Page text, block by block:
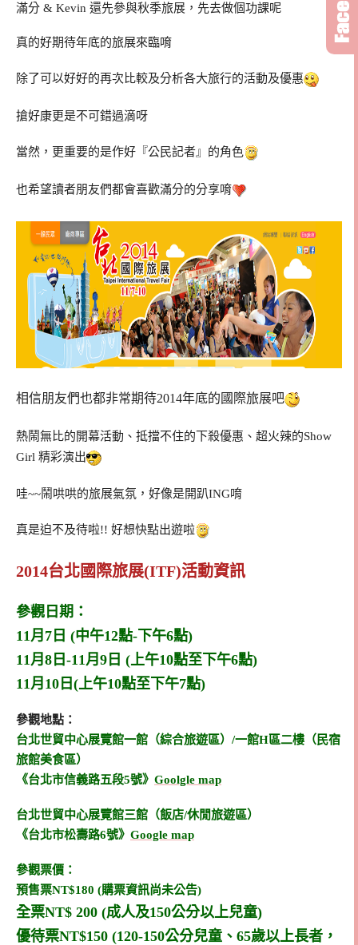
滿分 & Kevin 還先參與秋季旅展，先去做個功課呢
真的好期待年底的旅展來臨唷
除了可以好好的再次比較及分析各大旅行的活動及優惠
搶好康更是不可錯過滴呀
當然，更重要的是作好『公民記者』的角色
也希望讀者朋友們都會喜歡滿分的分享唷
相信朋友們也都非常期待2014年底的國際旅展吧
熱鬧無比的開幕活動、抵擋不住的下殺優惠、超火辣的Show
Girl 精彩演出
哇~~鬧哄哄的旅展氣氛，好像是開趴ING唷
真是迫不及待啦!! 好想快點出遊啦
2014台北國際旅展(ITF)活動資訊
參觀日期：
11月7日 (中午12點-下午6點)
11月8日-11月9日 (上午10點至下午6點)
11月10日(上午10點至下午7點)
參觀地點：
台北世貿中心展覽館一館（綜合旅遊區）/一館H區二樓（民宿
旅館美食區）
《台北市信義路五段5號》 Goolgle map
台北世貿中心展覽館三館（飯店/休閒旅遊區）
《台北市松壽路6號》 Google map
參觀票價：
預售票NT$180 (購票資訊尚未公告)
全票NT$ 200 (成人及150公分以上兒童)
優待票NT$150 (120-150公分兒童、65歲以上長者，